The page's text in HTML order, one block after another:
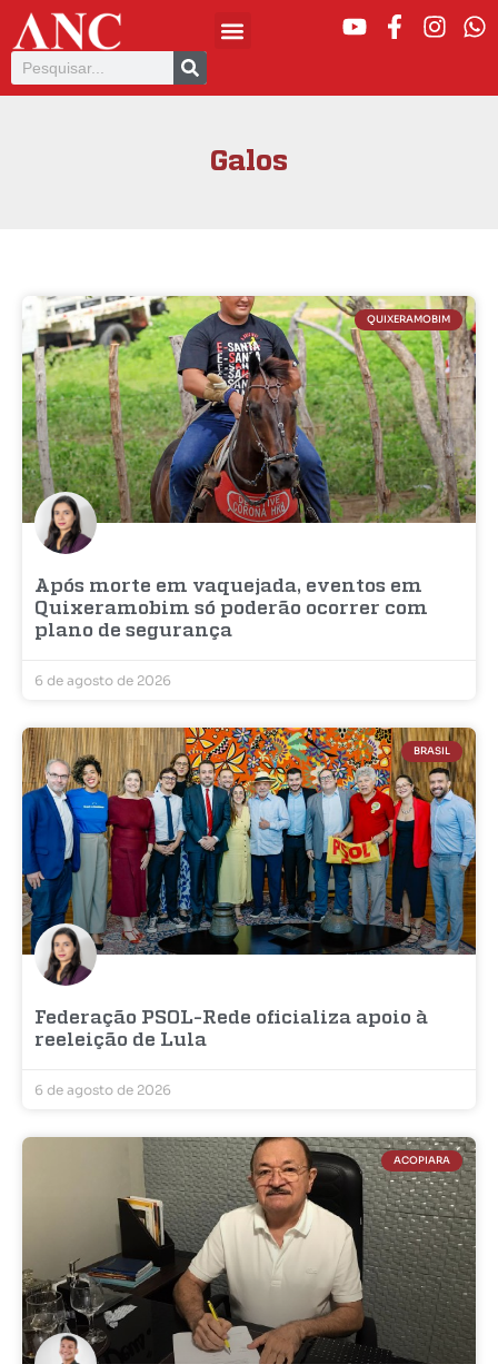
Galos
QUIXERAMOBIM
Após morte em vaquejada, eventos em
Quixeramobim só poderão ocorrer com
plano de segurança
6 de agosto de 2026
BRASIL
Federação PSOL-Rede oficializa apoio à
reeleição de Lula
6 de agosto de 2026
ACOPIARA